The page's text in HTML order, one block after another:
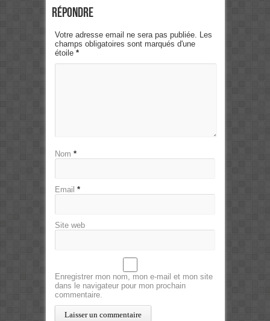
Répondre
Votre adresse email ne sera pas publiée. Les
champs obligatoires sont marqués d'une
étoile *
Nom *
Email *
Site web
Enregistrer mon nom, mon e-mail et mon site
dans le navigateur pour mon prochain
commentaire.